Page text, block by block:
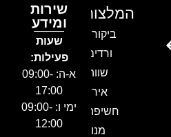
המלצות
ביקור בגן
ורדים –
שווה!!
אירוע
חשיפה- זיו
מנור
שירות
ומידע
שעות
פעילות:
א-ה: 09:00-
17:00
ימי ו: 09:00-
12:00